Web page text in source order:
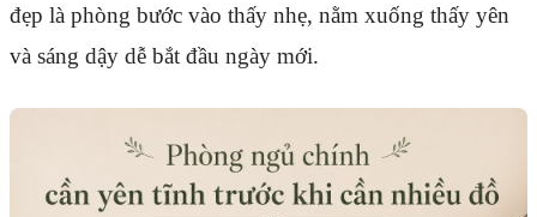
đẹp là phòng bước vào thấy nhẹ, nằm xuống thấy yên
và sáng dậy dễ bắt đầu ngày mới.